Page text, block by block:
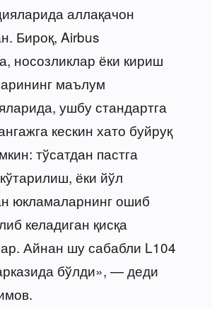
аллақачон
Бироқ, Airbus
носозликлар ёки кириш
маълум
ушбу стандартга
кескин хато буйруқ
тўсатдан пастга
ёки йўл
юкламаларнинг ошиб
келадиган қисқа
Айнан шу сабабли L104
бўлди», — деди